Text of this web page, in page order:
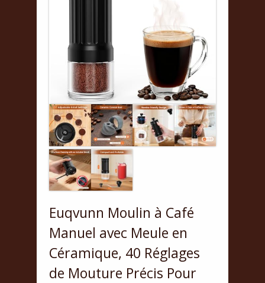
Euqvunn Moulin à Café
Manuel avec Meule en
Céramique, 40 Réglages
de Mouture Précis Pour